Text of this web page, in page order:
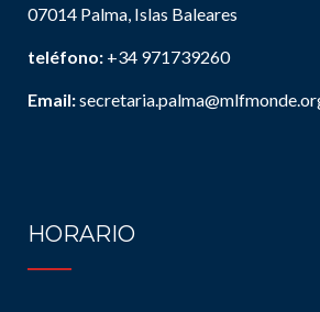
07014 Palma, Islas Baleares
teléfono: +34 971739260
Email:
HORARIO